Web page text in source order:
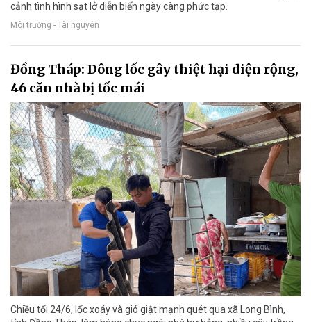
cảnh tình hình sạt lở diễn biến ngày càng phức tạp.
Môi trường - Tài nguyên
Đồng Tháp: Dông lốc gây thiệt hại diện rộng,
46 căn nhà bị tốc mái
Chiều tối 24/6, lốc xoáy và gió giật mạnh quét qua xã Long Bình,